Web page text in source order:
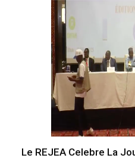
Le REJEA Celebre La